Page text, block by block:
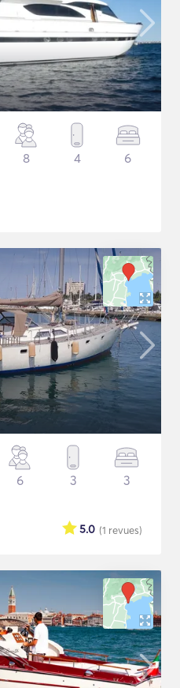
8 4 6
6 3 3
(1 revues)
5.0